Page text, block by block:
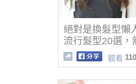
絕對是換髮型懶
流行髮型20選，
長髮全都匯總在
觀看